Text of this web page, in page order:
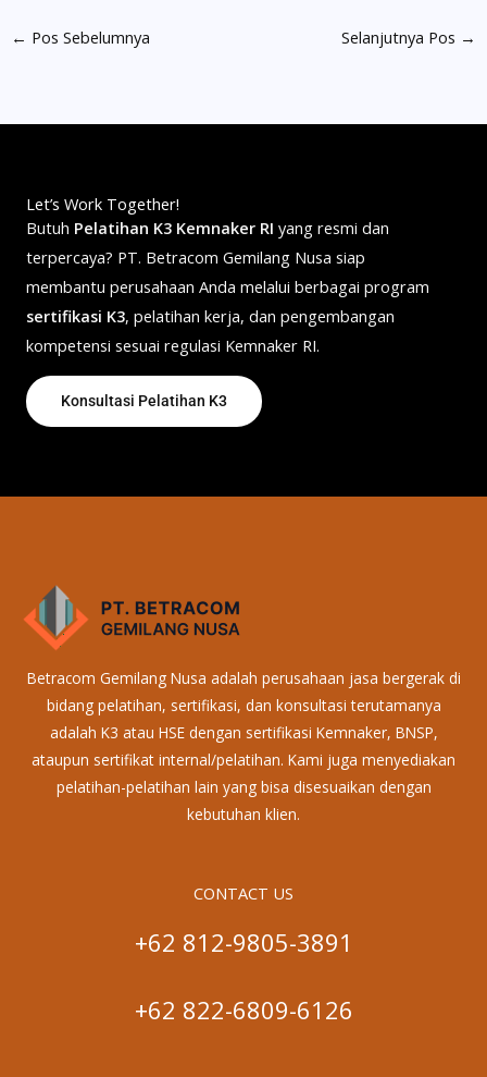
← Pos Sebelumnya Selanjutnya Pos →
Let’s Work Together!
Butuh Pelatihan K3 Kemnaker RI yang resmi dan
terpercaya? PT. Betracom Gemilang Nusa siap
membantu perusahaan Anda melalui berbagai program
sertifikasi K3, pelatihan kerja, dan pengembangan
kompetensi sesuai regulasi Kemnaker RI.
Konsultasi Pelatihan K3
Betracom Gemilang Nusa adalah perusahaan jasa bergerak di
bidang pelatihan, sertifikasi, dan konsultasi terutamanya
adalah K3 atau HSE dengan sertifikasi Kemnaker, BNSP,
ataupun sertifikat internal/pelatihan. Kami juga menyediakan
pelatihan-pelatihan lain yang bisa disesuaikan dengan
kebutuhan klien.
CONTACT US
+62 812-9805-3891
+62 822-6809-6126